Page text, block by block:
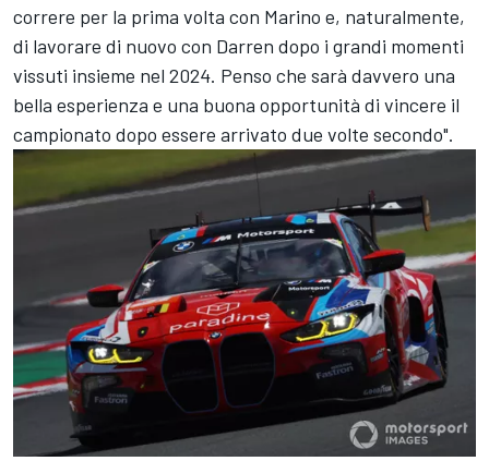
correre per la prima volta con Marino e, naturalmente,
di lavorare di nuovo con Darren dopo i grandi momenti
vissuti insieme nel 2024. Penso che sarà davvero una
bella esperienza e una buona opportunità di vincere il
campionato dopo essere arrivato due volte secondo".